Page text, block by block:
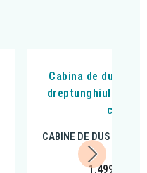
Cabina de dus
dreptunghiulara
crom
CABINE DE DUS
1.499,00